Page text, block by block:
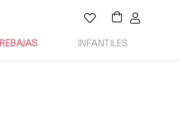
REBAJAS INFANTILES